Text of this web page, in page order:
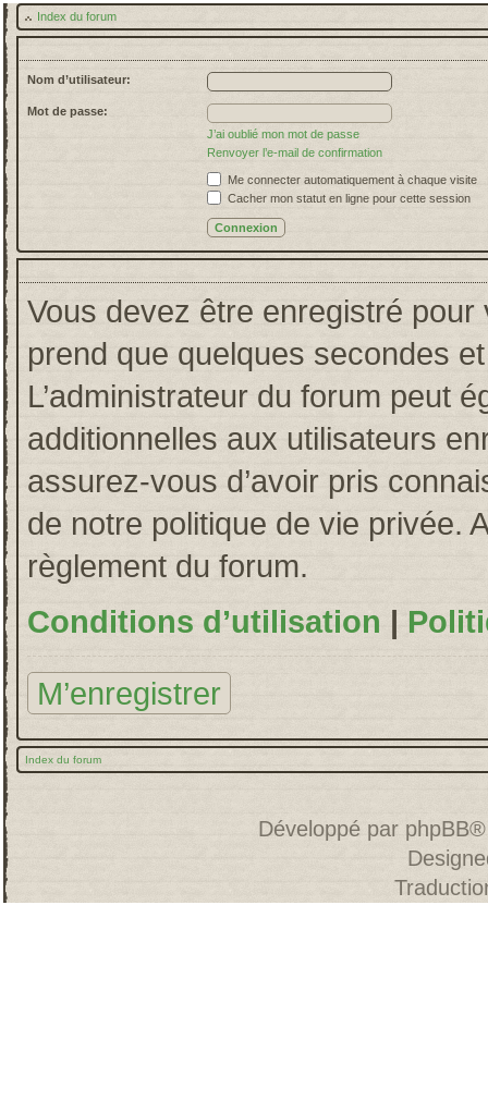
Index du forum
Nom d’utilisateur:
Mot de passe:
J’ai oublié mon mot de passe
Renvoyer l’e-mail de confirmation
Me connecter automatiquement à chaque visite
Cacher mon statut en ligne pour cette session
Vous devez être enregistré pour
prend que quelques secondes
L’administrateur du forum peut
additionnelles aux utilisateurs
assurez-vous d’avoir pris
de notre politique de vie privée.
règlement du forum.
Conditions d’utilisation |
M’enregistrer
Index du forum
Développé par phpBB®